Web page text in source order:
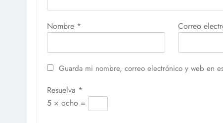
Nombre * Correo
Guarda mi nombre, correo electrónico y web en
Resuelva *
5 × ocho =